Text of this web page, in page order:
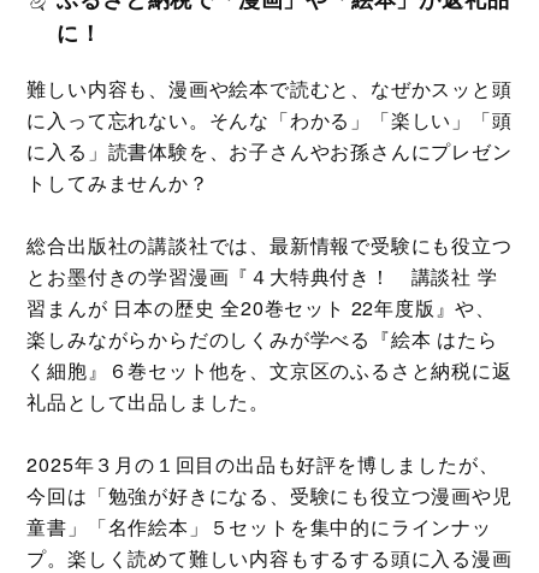
に！
難しい内容も、漫画や絵本で読むと、なぜかスッと頭
に入って忘れない。そんな「わかる」「楽しい」「頭
に入る」読書体験を、お子さんやお孫さんにプレゼン
トしてみませんか？
総合出版社の講談社では、最新情報で受験にも役立つ
とお墨付きの学習漫画『４大特典付き！ 講談社 学
習まんが 日本の歴史 全20巻セット 22年度版』や、
楽しみながらからだのしくみが学べる『絵本 はたら
く細胞』６巻セット他を、文京区のふるさと納税に返
礼品として出品しました。
2025年３月の１回目の出品も好評を博しましたが、
今回は「勉強が好きになる、受験にも役立つ漫画や児
童書」「名作絵本」５セットを集中的にラインナッ
プ。楽しく読めて難しい内容もするする頭に入る漫画